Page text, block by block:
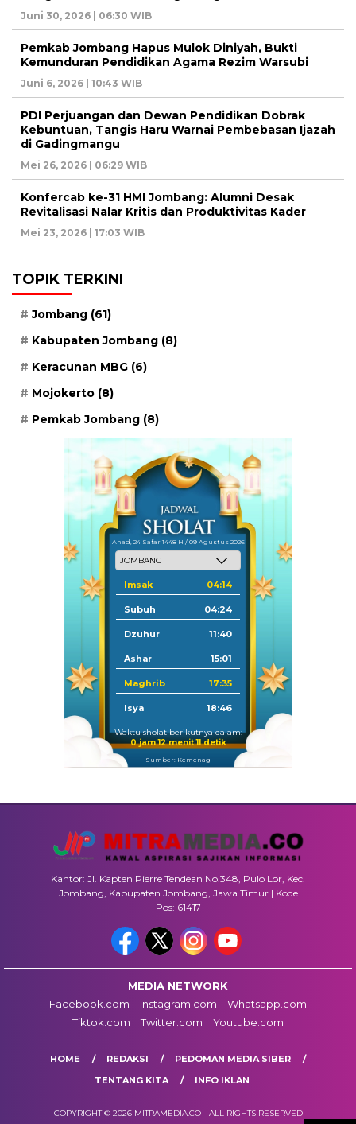
Juni 30, 2026 | 06:30 WIB
Pemkab Jombang Hapus Mulok Diniyah, Bukti
Kemunduran Pendidikan Agama Rezim Warsubi
Juni 6, 2026 | 10:43 WIB
PDI Perjuangan dan Dewan Pendidikan Dobrak
Kebuntuan, Tangis Haru Warnai Pembebasan Ijazah
di Gadingmangu
Mei 26, 2026 | 06:29 WIB
Konfercab ke-31 HMI Jombang: Alumni Desak
Revitalisasi Nalar Kritis dan Produktivitas Kader
Mei 23, 2026 | 17:03 WIB
TOPIK TERKINI
Jombang (61)
Kabupaten Jombang (8)
Keracunan MBG (6)
Mojokerto (8)
Pemkab Jombang (8)
Ahad, 24 Safar 1448 H / 09 Agustus 2026
Imsak 04:14
Subuh 04:24
Dzuhur 11:40
Ashar 15:01
Maghrib 17:35
Isya 18:46
Waktu sholat berikutnya dalam:
0 jam 12 menit 10 detik
Sumber: Kemenag
Kantor: Jl. Kapten Pierre Tendean No.348, Pulo Lor, Kec.
Jombang, Kabupaten Jombang, Jawa Timur | Kode
Pos: 61417
MEDIA NETWORK
Facebook.com
Instagram.com
Whatsapp.com
Tiktok.com
Twitter.com Youtube.com
HOME REDAKSI
PEDOMAN MEDIA SIBER
TENTANG KITA
INFO IKLAN
COPYRIGHT © 2026 MITRAMEDIA.CO - ALL RIGHTS RESERVED